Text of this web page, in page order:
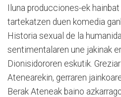
Iluna producciones-ek
tartekatzen duen komedia
Historia sexual de la
sentimentalaren une jakinak
Dionisidororen eskutik.
Atenearekin, gerraren
Berak Ateneak baino